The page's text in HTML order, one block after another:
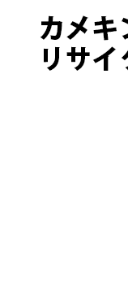
非鉄金属 OA機器 ス